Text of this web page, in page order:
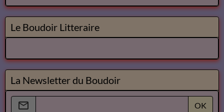
Le Boudoir Litteraire
La Newsletter du Boudoir
OK